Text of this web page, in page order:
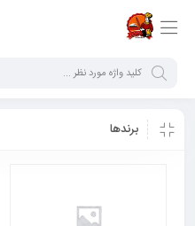
برندها